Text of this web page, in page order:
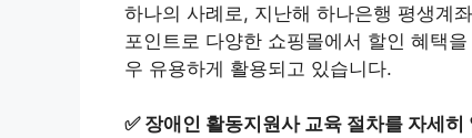
하나의 사례로, 지난해 하나은행 평생계
포인트로 다양한 쇼핑몰에서 할인 혜택
우 유용하게 활용되고 있습니다.
✅ 장애인 활동지원사 교육 절차를 자세히